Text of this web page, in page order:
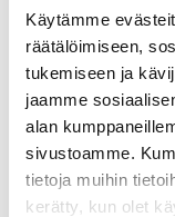
Käytämme
räätälöimiseen,
tukemiseen ja
jaamme
alan
sivustoamme.
tietoja muihin
kerätty, kun olet
asteen tai
edellytetään
työkokemusta
yrittäjyydestä
tutkinnon
Katso tarkat